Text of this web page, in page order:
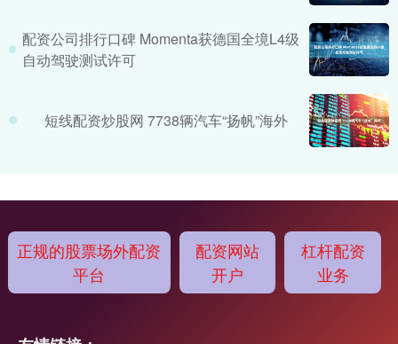
配资公司排行口碑 Momenta获德国全境L4级
自动驾驶测试许可
短线配资炒股网 7738辆汽车“扬帆”海外
正规的股票场外配资
平台
配资网站
开户
杠杆配资
业务